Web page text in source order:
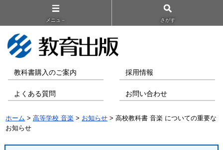
メニュ－ さがす
教科書購入のご案内 採用情報
よくある質問 お問い合わせ
ホーム >高等学校 音楽 > お知らせ > 高校教科書 音楽 についての重要な
お知らせ